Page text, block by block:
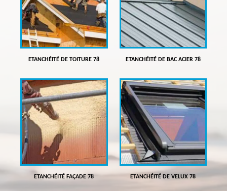
ETANCHÉITÉ DE TOITURE 78 ETANCHÉITÉ DE BAC ACIER 78
ETANCHÉITÉ FAÇADE 78 ETANCHÉITÉ DE VELUX 78